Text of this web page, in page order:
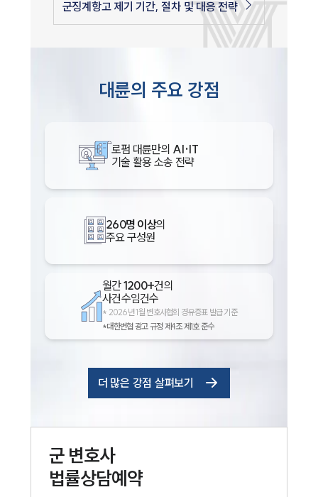
군징계항고 제기 기간, 절차 및 대응 전략
대륜의 주요 강점
로펌 대륜만의 AI·IT
기술 활용 소송 전략
260명 이상의
주요 구성원
월간1200+건의
사건수임건수
* 2026년 1월 변호사협회 경유증표 발급 기준
*대한변협 광고 규정 제4조 제1호 준수
더 많은 강점 살펴보기
군변호사
법률상담예약